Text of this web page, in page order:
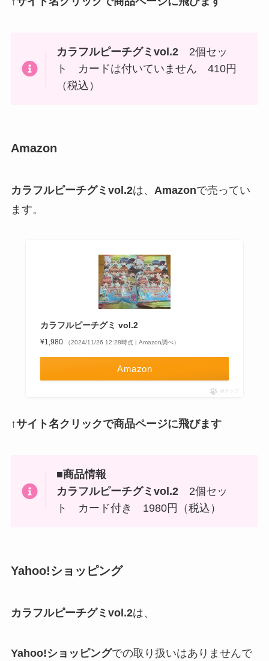
カラフルピーチグミvol.2 2個セッ
ト カードは付いていません 410円
（税込）
Amazon
カラフルピーチグミvol.2は、 Amazonで売ってい
ます。
カラフルピーチグミ vol.2
¥1,980 （2024/11/26 12:28時点 | Amazon調べ）
Amazon
ポチップ
↑サイト名クリックで商品ページに飛びます
■商品情報
カラフルピーチグミvol.2 2個セッ
ト カード付き 1980円（税込）
Yahoo!ショッピング
カラフルピーチグミvol.2は、
Yahoo!ショッピングでの取り扱いはありませんで